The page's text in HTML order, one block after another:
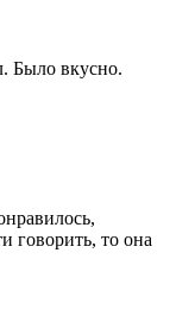
Было вкусно.
говорить, то она